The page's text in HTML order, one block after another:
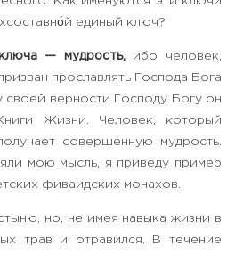
единый ключ?
— мудрость,ибо человек,
прославлять Господа Бога
своей верности Господу Богу он
Жизни. Человек, который
совершенную мудрость.
мою мысль, я приведу пример
фиваидских монахов.
но, не имея навыка жизни в
трав и отравился. В течение